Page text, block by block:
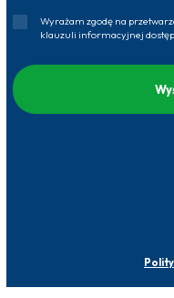
Wyrażam zgodę na
klauzuli informacyjnej